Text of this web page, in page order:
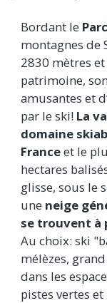
Bordant le
montagnes de
2830 mètres
patrimoine,
amusantes et
par le ski! La
domaine
Franceet le
hectares
glisse, sous le
une neige
se trouvent à
Au choix: ski
mélèzes,
dans les
pistes vertes